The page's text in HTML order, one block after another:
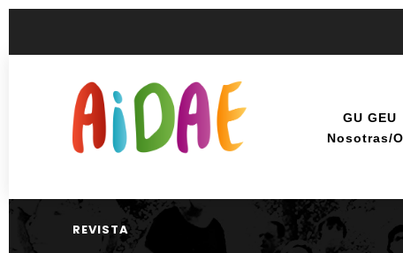
GU GEU
Nosotras/
REVISTA